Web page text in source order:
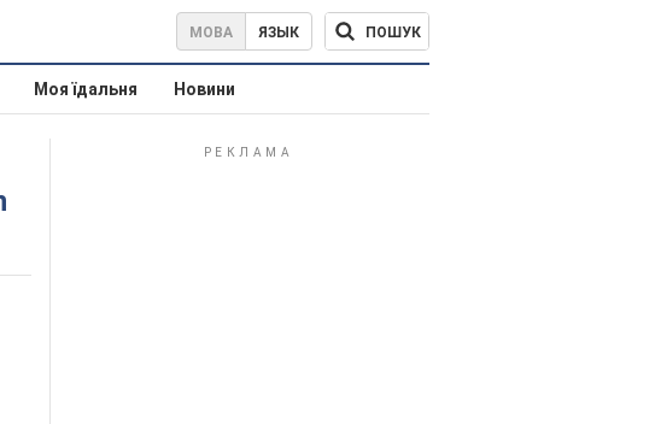
МОВА ЯЗЫК ПОШУК
Моя їдальня Новини